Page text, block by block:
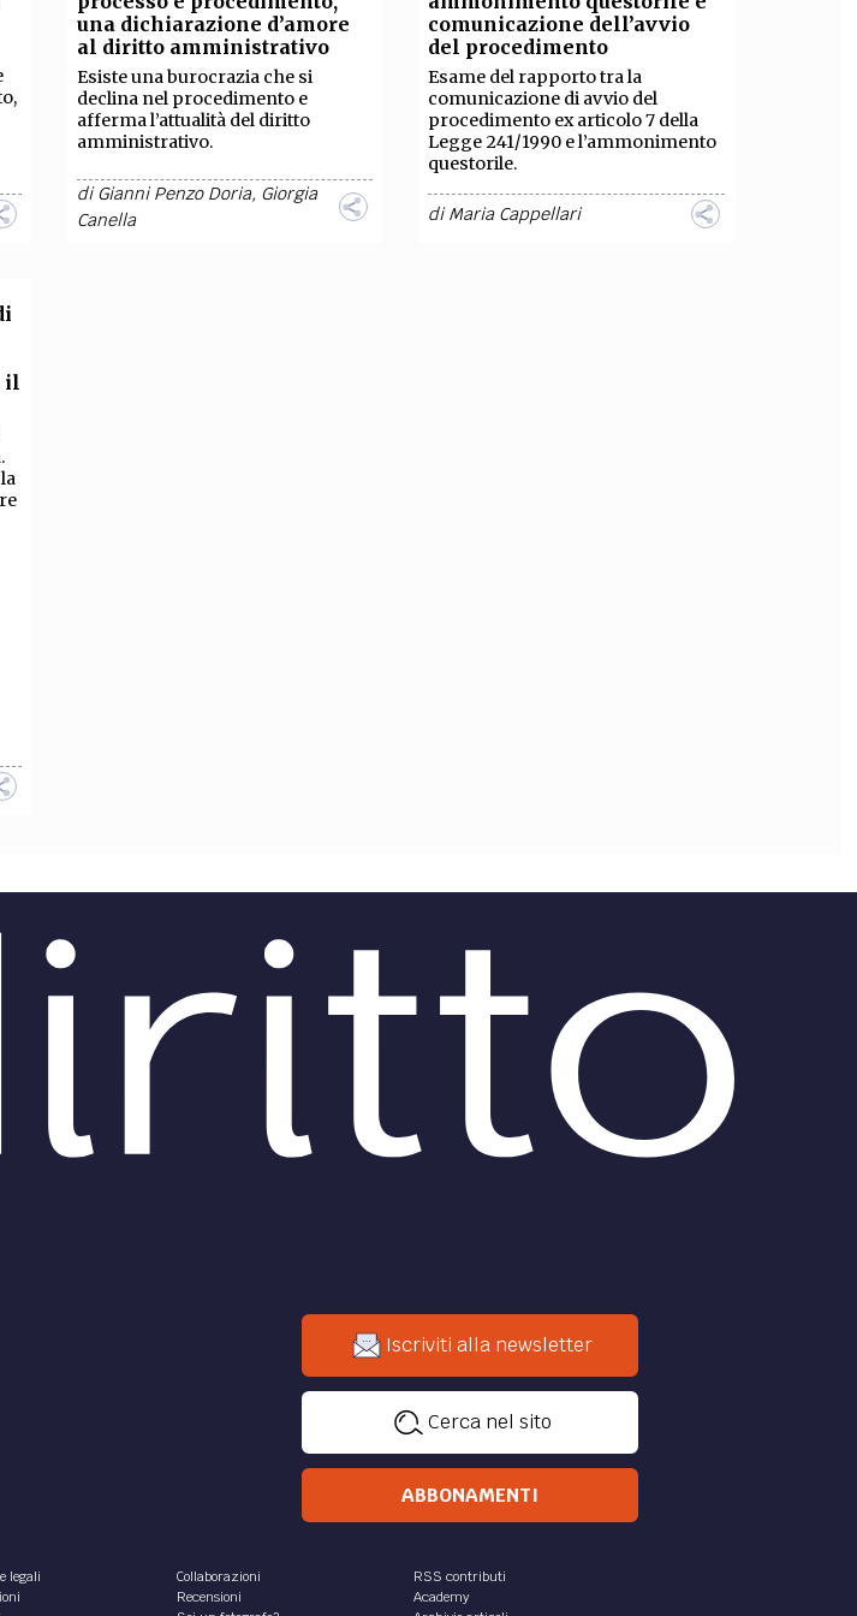
CURATORI FOTOGRAFI PARTNER COLLABORA CON NOI
EXTRA
PROCEEDINGS PUBBLICITÀ CONTATTI
MEDIA
una dichiarazione d’amore
al diritto amministrativo
Esiste una burocrazia che si
declina nel procedimento e
afferma l’attualità del diritto
amministrativo.
diGianni Penzo Doria, Giorgia
Canella
comunicazione dell’avvio
del procedimento
Esame del rapporto tra la
comunicazione di avvio del
procedimento ex articolo 7 della
Legge 241/1990 e l’ammonimento
questorile.
diMaria Cappellari
il
Iscriviti alla newsletter
Cerca nel sito
ABBONAMENTI
legali
Collaborazioni
Recensioni
RSS contributi
Academy